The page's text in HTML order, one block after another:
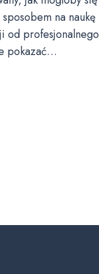
na naukę
od profesjonalnego
pokazać…